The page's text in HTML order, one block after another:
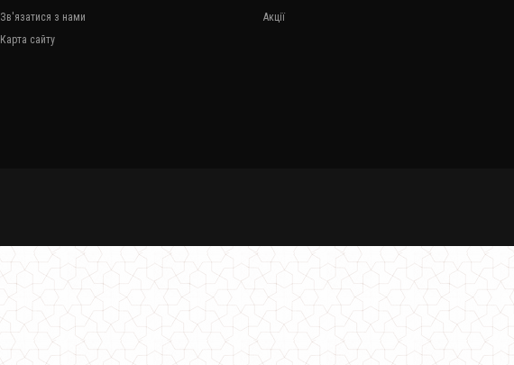
Літнє жіноче плаття міді в діловому стилі
Жіноче літнє плаття асиметричного крою великого розміру
700.00грн.
Зв'язатися з нами
Карта сайту
Акції